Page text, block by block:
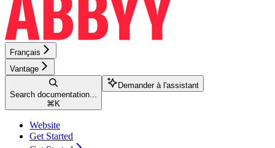
Français
Vantage
Search documentation...
⌘ K
Demander à l'assistant
Website
Get Started